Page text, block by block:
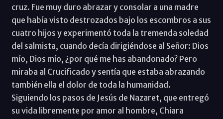
cruz. Fue muy duro abrazar y consolar a una madre
que había visto destrozados bajo los escombros a sus
cuatro hijos y experimentó toda la tremenda soledad
del salmista, cuando decía dirigiéndose al Señor: Dios
mío, Dios mío, ¿por qué me has abandonado? Pero
miraba al Crucificado y sentía que estaba abrazando
también ella el dolor de toda la humanidad.
Siguiendo los pasos de Jesús de Nazaret, que entregó
su vida libremente por amor al hombre, Chiara